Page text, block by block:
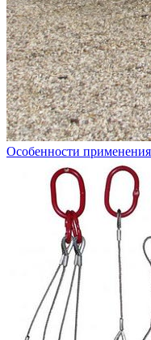
Особенности